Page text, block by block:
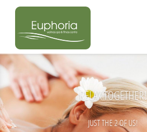
RELAX TOGETHER!
JUST THE 2 OF US!